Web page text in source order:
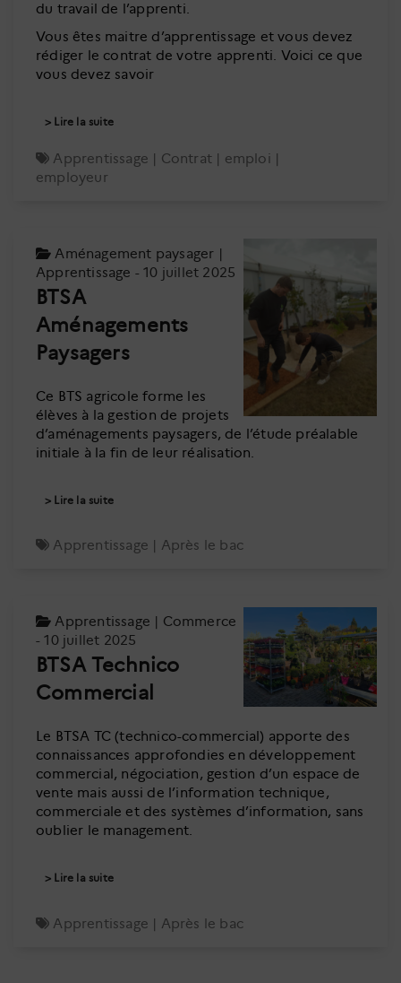
du travail de l’apprenti.
Vous êtes maitre d’apprentissage et vous devez
rédiger le contrat de votre apprenti. Voici ce que
vous devez savoir
Lire la suite
Apprentissage | Contrat | emploi |
employeur
Aménagement paysager |
Apprentissage - 10 juillet 2025
BTSA
Aménagements
Paysagers
Ce BTS agricole forme les
élèves à la gestion de projets
d’aménagements paysagers, de l’étude préalable
initiale à la fin de leur réalisation.
Lire la suite
Apprentissage | Après le bac
Apprentissage | Commerce
- 10 juillet 2025
BTSA Technico
Commercial
Le BTSA TC (technico-commercial) apporte des
connaissances approfondies en développement
commercial, négociation, gestion d’un espace de
vente mais aussi de l’information technique,
commerciale et des systèmes d’information, sans
oublier le management.
Lire la suite
Apprentissage | Après le bac